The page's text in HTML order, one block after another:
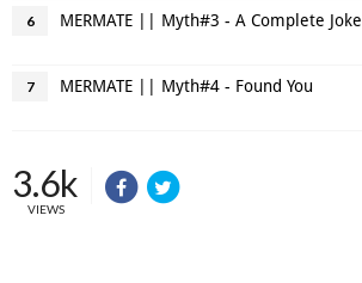
6 MERMATE || Myth#3 - A Complete Joke
7 MERMATE || Myth#4 - Found You
3.6k
VIEWS